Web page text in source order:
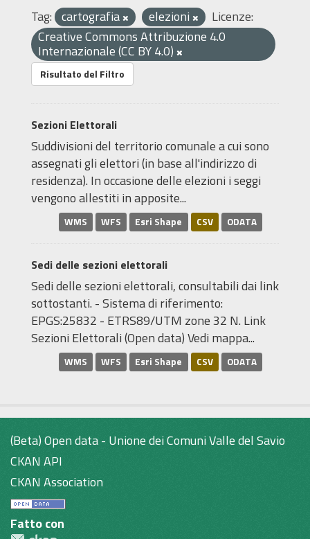
Tag: cartografia elezioni
Licenze:
Creative Commons Attribuzione 4.0
Internazionale (CC BY 4.0)
Risultato del Filtro
Sezioni Elettorali
Suddivisioni del territorio comunale a cui sono
assegnati gli elettori (in base all'indirizzo di
residenza). In occasione delle elezioni i seggi
vengono allestiti in apposite...
WMS WFS Esri Shape CSV ODATA
Sedi delle sezioni elettorali
Sedi delle sezioni elettorali, consultabili dai link
sottostanti. - Sistema di riferimento:
EPGS:25832 - ETRS89/UTM zone 32 N. Link
Sezioni Elettorali (Open data) Vedi mappa...
WMS WFS Esri Shape CSV ODATA
(Beta) Open data - Unione dei Comuni Valle del Savio
CKAN API
CKAN Association
Fatto con